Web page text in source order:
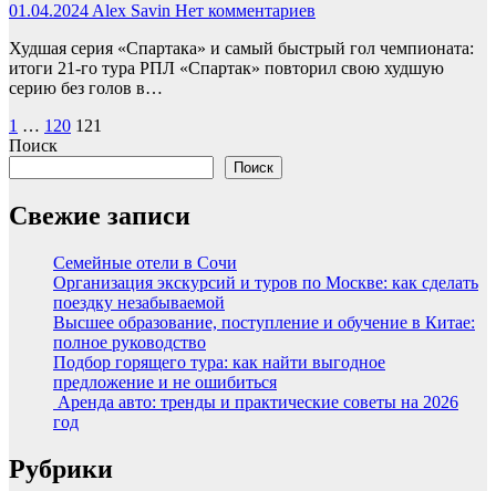
01.04.2024 Alex Savin Нет комментариев
Худшая серия «Спартака» и самый быстрый гол чемпионата:
итоги 21-го тура РПЛ «Спартак» повторил свою худшую
серию без голов в…
Пагинация
записей
1 … 120 121
Поиск
Поиск
Свежие записи
Семейные отели в Сочи
Организация экскурсий и туров по Москве: как сделать
поездку незабываемой
Высшее образование, поступление и обучение в Китае:
полное руководство
Подбор горящего тура: как найти выгодное
предложение и не ошибиться
Аренда авто: тренды и практические советы на 2026
год
Рубрики